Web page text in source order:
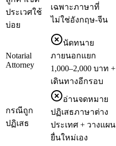
ประเวศใช้
บ่อย
เฉพาะภาษาที่
ไม่ใช่อังกฤษ-จีน
Notarial
Attorney
นัดทนาย
ภายนอกแยก
1,000–2,000 บาท +
เดินทางอีกรอบ
กรณีถูก
ปฏิเสธ
อ่านจดหมาย
ปฏิเสธภาษาต่าง
ประเทศ + วางแผน
ยื่นใหม่เอง